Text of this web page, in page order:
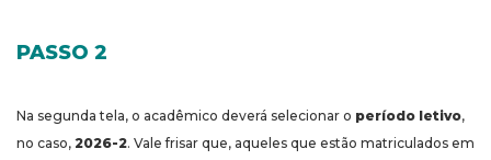
PASSO 2
Na segunda tela, o acadêmico deverá selecionar o período letivo,
no caso, 2026-2. Vale frisar que, aqueles que estão matriculados em